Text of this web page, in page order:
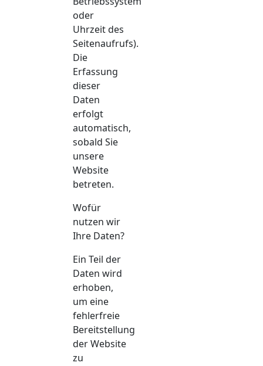
oder
Uhrzeit des
Seitenaufrufs).
Die
Erfassung
dieser
Daten
erfolgt
automatisch,
sobald Sie
unsere
Website
betreten.
Wofür
nutzen wir
Ihre Daten?
Ein Teil der
Daten wird
erhoben,
um eine
fehlerfreie
Bereitstellung
der Website
zu